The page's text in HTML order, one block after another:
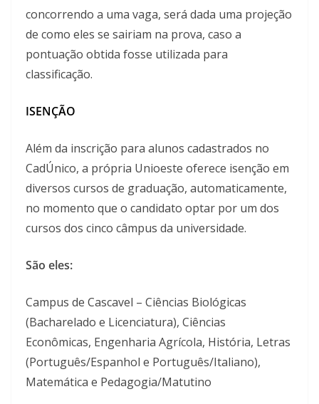
concorrendo a uma vaga, será dada uma projeção
de como eles se sairiam na prova, caso a
pontuação obtida fosse utilizada para
classificação.
ISENÇÃO
Além da inscrição para alunos cadastrados no
CadÚnico, a própria Unioeste oferece isenção em
diversos cursos de graduação, automaticamente,
no momento que o candidato optar por um dos
cursos dos cinco câmpus da universidade.
São eles:
Campus de Cascavel – Ciências Biológicas
(Bacharelado e Licenciatura), Ciências
Econômicas, Engenharia Agrícola, História, Letras
(Português/Espanhol e Português/Italiano),
Matemática e Pedagogia/Matutino